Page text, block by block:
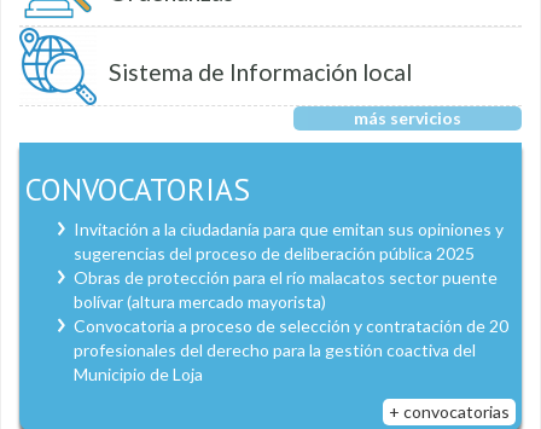
Sistema de Información local
más servicios
CONVOCATORIAS
Invitación a la ciudadanía para que emitan sus opiniones y
sugerencias del proceso de deliberación pública 2025
Obras de protección para el río malacatos sector puente
bolívar (altura mercado mayorista)
Convocatoria a proceso de selección y contratación de 20
profesionales del derecho para la gestión coactiva del
Municipio de Loja
+ convocatorias